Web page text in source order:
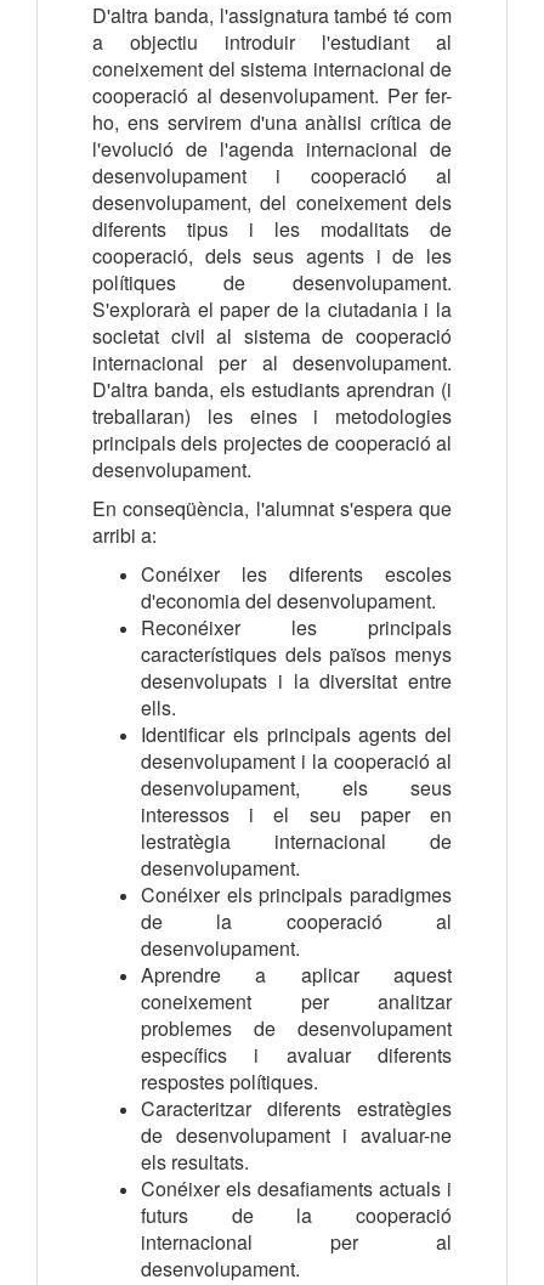
D'altra banda, l'assignatura també té com
a objectiu introduir l'estudiant al
coneixement del sistema internacional de
cooperació al desenvolupament. Per fer-
ho, ens servirem d'una anàlisi crítica de
l'evolució de l'agenda internacional de
desenvolupament i cooperació al
desenvolupament, del coneixement dels
diferents tipus i les modalitats de
cooperació, dels seus agents i de les
polítiques de desenvolupament.
S'explorarà el paper de la ciutadania i la
societat civil al sistema de cooperació
internacional per al desenvolupament.
D'altra banda, els estudiants aprendran (i
treballaran) les eines i metodologies
principals dels projectes de cooperació al
desenvolupament.
En conseqüència, l'alumnat s'espera que
arribi a:
Conéixer les diferents escoles
d'economia del desenvolupament.
Reconéixer les principals
característiques dels països menys
desenvolupats i la diversitat entre
ells.
Identificar els principals agents del
desenvolupament i la cooperació al
desenvolupament, els seus
interessos i el seu paper en
lestratègia internacional de
desenvolupament.
Conéixer els principals paradigmes
de la cooperació al
desenvolupament.
Aprendre a aplicar aquest
coneixement per analitzar
problemes de desenvolupament
específics i avaluar diferents
respostes polítiques.
Caracteritzar diferents estratègies
de desenvolupament i avaluar-ne
els resultats.
Conéixer els desafiaments actuals i
futurs de la cooperació
internacional per al
desenvolupament.